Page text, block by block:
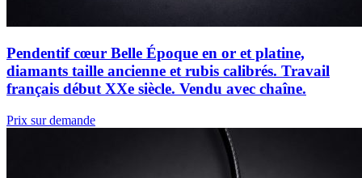
Pendentif cœur Belle Époque en or et platine,
diamants taille ancienne et rubis calibrés. Travail
français début XXe siècle. Vendu avec chaîne.
Prix sur demande